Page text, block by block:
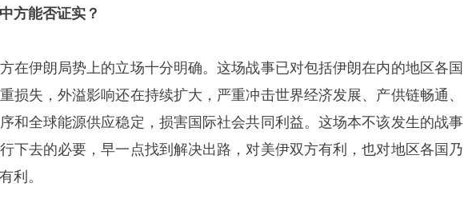
方能否证实？
在伊朗局势上的立场十分明确。这场战事已对包括伊朗在内的地区各国
损失，外溢影响还在持续扩大，严重冲击世界经济发展、产供链畅通、
和全球能源供应稳定，损害国际社会共同利益。这场本不该发生的战事
下去的必要，早一点找到解决出路，对美伊双方有利，也对地区各国乃
利。